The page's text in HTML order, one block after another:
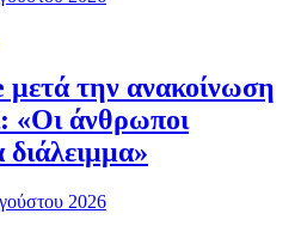
την ανακοίνωση
«Οι άνθρωποι
διάλειμμα»
2026